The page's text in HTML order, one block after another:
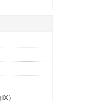
）